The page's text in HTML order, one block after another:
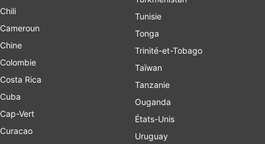
Chili
Cameroun
Chine
Colombie
Costa Rica
Cuba
Cap-Vert
Curacao
Tunisie
Tonga
Trinité-et-Tobago
Taïwan
Tanzanie
Ouganda
États-Unis
Uruguay